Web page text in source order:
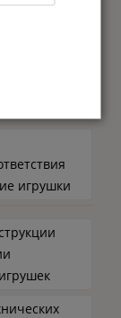
игрушки